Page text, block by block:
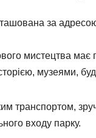
за
мистецтва
музеями,
транспортом,
входу парку.